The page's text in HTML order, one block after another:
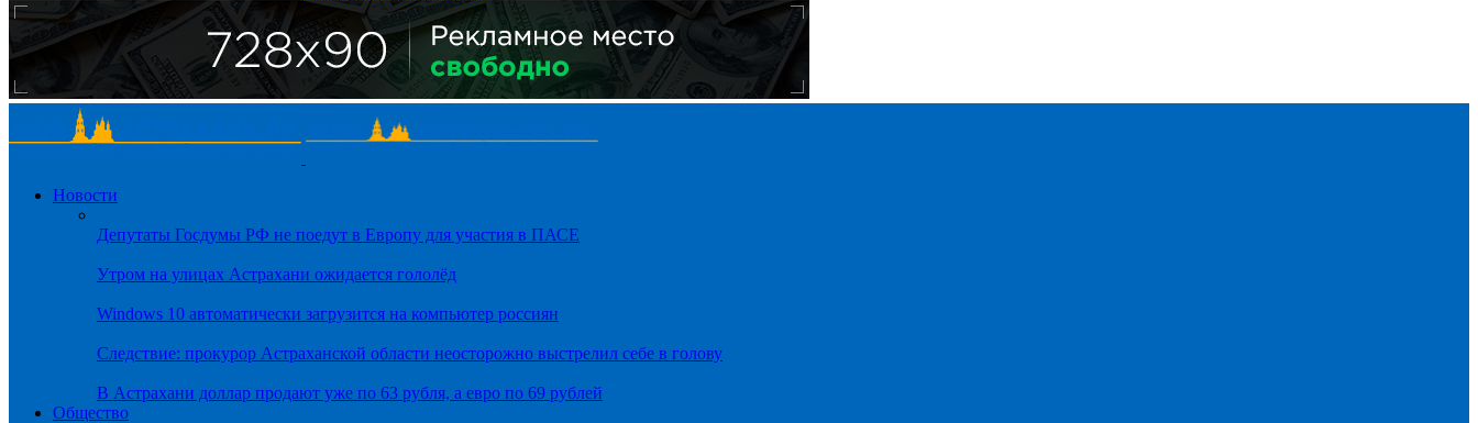
Новости
Депутаты Госдумы РФ не поедут в Европу для участия в ПАСЕ
Утром на улицах Астрахани ожидается гололёд
Windows 10 автоматически загрузится на компьютер россиян
Следствие: прокурор Астраханской области неосторожно выстрелил себе в голову
В Астрахани доллар продают уже по 63 рубля, а евро по 69 рублей
Общество